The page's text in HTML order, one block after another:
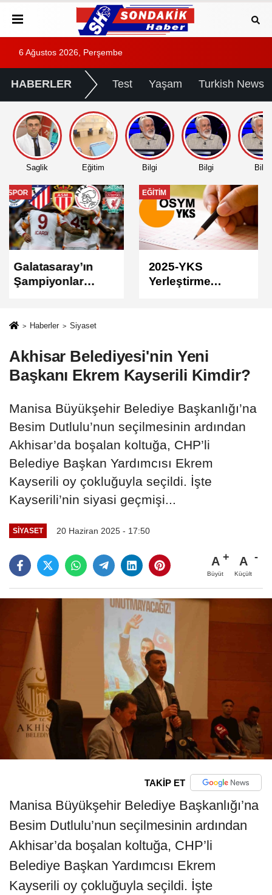
6 Ağustos 2026, Perşembe
HABERLER Test Yaşam Turkish News
Saglik Eğitim Bilgi Bilgi Bilgi
EĞITIM
2025-YKS
Yerleştirme
Sonuçlar
Açıldı
EĞITIM
2025 DGS Sınav
Sonuçları
Haberler Siyaset
Akhisar Belediyesi'nin Yeni
Başkanı Ekrem Kayserili Kimdir?
Manisa Büyükşehir Belediye Başkanlığı’na
Besim Dutlulu’nun seçilmesinin ardından
Akhisar’da boşalan koltuğa, CHP’li
Belediye Başkan Yardımcısı Ekrem
Kayserili oy çokluğuyla seçildi. İşte
Kayserili’nin siyasi geçmişi...
SIYASET 20 Haziran 2025 - 17:50
A
Büyüt
A
Küçült
TAKİP ET
Manisa Büyükşehir Belediye Başkanlığı’na
Besim Dutlulu’nun seçilmesinin ardından
Akhisar’da boşalan koltuğa, CHP’li
Belediye Başkan Yardımcısı Ekrem
Kayserili oy çokluğuyla seçildi. İşte